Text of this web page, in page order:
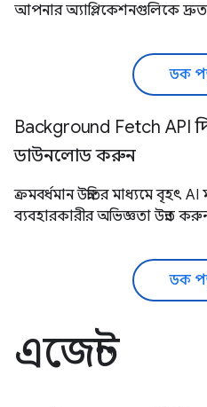
আপনার অ্যাপ্লিকেশনগুলিকে
ডক
Background Fetch API
ডাউনলোড করুন
ক্রমবর্ধমান উন্নতির মাধ্যমে
ব্যবহারকারীর অভিজ্ঞতা উন্নত
ডক
এজেন্ট